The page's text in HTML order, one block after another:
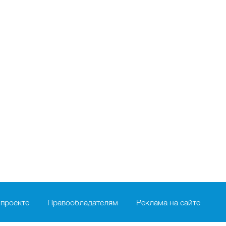
Правообладателям Реклама на сайте